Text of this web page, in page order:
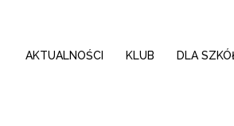
AKTUALNOŚCI KLUB DLA